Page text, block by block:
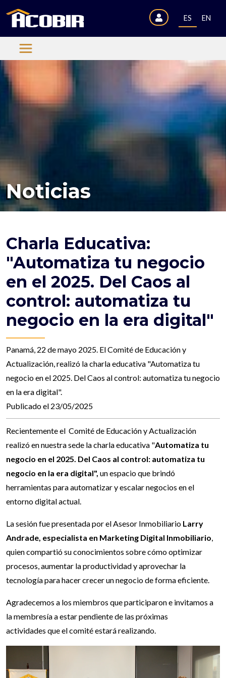
ES EN
Noticias
Charla Educativa:
"Automatiza tu negocio
en el 2025. Del Caos al
control: automatiza tu
negocio en la era digital"
Panamá, 22 de mayo 2025. El Comité de Educación y
Actualización, realizó la charla educativa "Automatiza tu
negocio en el 2025. Del Caos al control: automatiza tu negocio
en la era digital".
Publicado el 23/05/2025
Recientemente el Comité de Educación y Actualización
realizó en nuestra sede la charla educativa "Automatiza tu
negocio en el 2025. Del Caos al control: automatiza tu
negocio en la era digital", un espacio que brindó
herramientas para automatizar y escalar negocios en el
entorno digital actual.
La sesión fue presentada por el Asesor Inmobiliario Larry
Andrade, especialista en Marketing Digital Inmobiliario,
quien compartió su conocimientos sobre cómo optimizar
procesos, aumentar la productividad y aprovechar la
tecnología para hacer crecer un negocio de forma eficiente.
Agradecemos a los miembros que participaron e invitamos a
la membresía a estar pendiente de las próximas
actividades que el comité estará realizando.